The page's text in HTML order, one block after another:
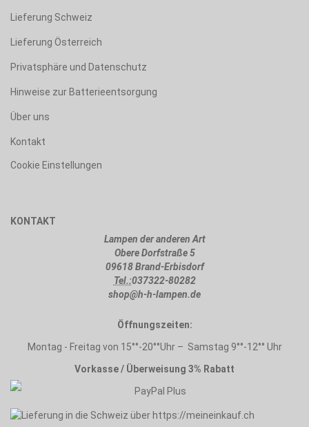
Lieferung Schweiz
Lieferung Österreich
Privatsphäre und Datenschutz
Hinweise zur Batterieentsorgung
Über uns
Kontakt
Cookie Einstellungen
KONTAKT
Lampen der anderen Art
Obere Dorfstraße 5
09618 Brand-Erbisdorf
Tel.:037322-80282
shop@h-h-lampen.de
Öffnungszeiten:
Montag - Freitag von 15°°-20°°Uhr – Samstag 9°°-12°° Uhr
Vorkasse / Überweisung 3% Rabatt